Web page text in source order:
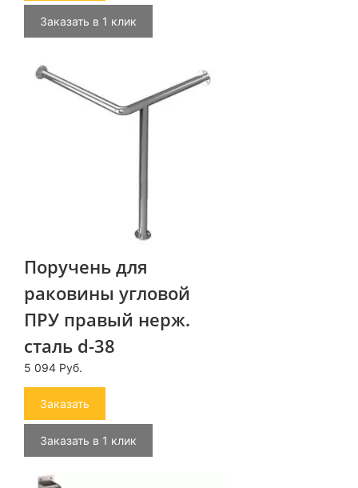
Заказать в 1 клик
Поручень для
раковины угловой
ПРУ правый нерж.
сталь d-38
5 094 Руб.
Заказать
Заказать в 1 клик